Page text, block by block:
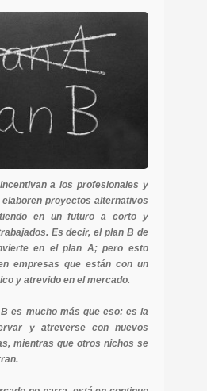
a los profesionales y
proyectos alternativos
en un futuro a corto y
Es decir, el plan B de
en el plan A; pero esto
empresas que están con un
y atrevido en el mercado.
es mucho más que eso: es la
y atreverse con nuevos
mientras que otros nichos se